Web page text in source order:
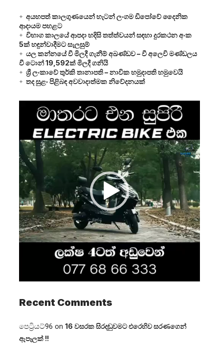
අයහපත් කාලගුණයෙන් හැටන් ලංගම ඩිපෝවේ දෛනික
ආදායම පහළට
විභාග කාලයේ ආපදා හදිසි තත්ත්වයන් සඳහා දුරකථන අංක
5ක් හඳුන්වාදීමට සැලසුම්
යල කන්නයේ වී මිලදී ගැනීම් අඛණ්ඩව – වී අලෙවි මණ්ඩලය
වී ටොන් 19,592ක් මිලදී ගනියි
ශ්‍රී ලංකාවේ තුර්කි තානාපති – නාවික හමුදාපති හමුවෙයි
තද සුළං පිළිබඳ අවවාදාත්මක නිවේදනයක්
Player
Recent Comments
පෙට්‍රියට්96 on 16 වසරක සිරදඬුවමට එරෙහිව සරණගෙන්
ඇපෑලක් !!